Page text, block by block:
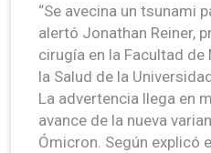
“Se avecina un tsunami
alertó Jonathan Reiner,
cirugía en la Facultad
la Salud de la
La advertencia llega en
avance de la nueva
Ómicron. Según explicó